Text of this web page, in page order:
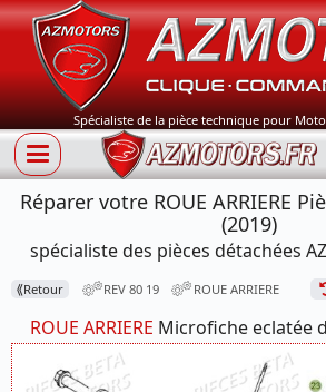
Spécialiste de la pièce technique pour
Réparer votre ROUE ARRIERE
(2019)
spécialiste des pièces détachées
⟪Retour REV 80 19 ROUE ARRIERE
ROUE ARRIERE Microfiche eclatée